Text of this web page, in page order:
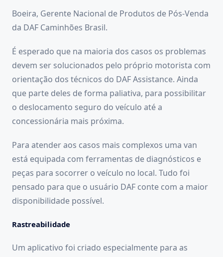
Boeira, Gerente Nacional de Produtos de Pós-Venda
da DAF Caminhões Brasil.
É esperado que na maioria dos casos os problemas
devem ser solucionados pelo próprio motorista com
orientação dos técnicos do DAF Assistance. Ainda
que parte deles de forma paliativa, para possibilitar
o deslocamento seguro do veículo até a
concessionária mais próxima.
Para atender aos casos mais complexos uma van
está equipada com ferramentas de diagnósticos e
peças para socorrer o veículo no local. Tudo foi
pensado para que o usuário DAF conte com a maior
disponibilidade possível.
Rastreabilidade
Um aplicativo foi criado especialmente para as